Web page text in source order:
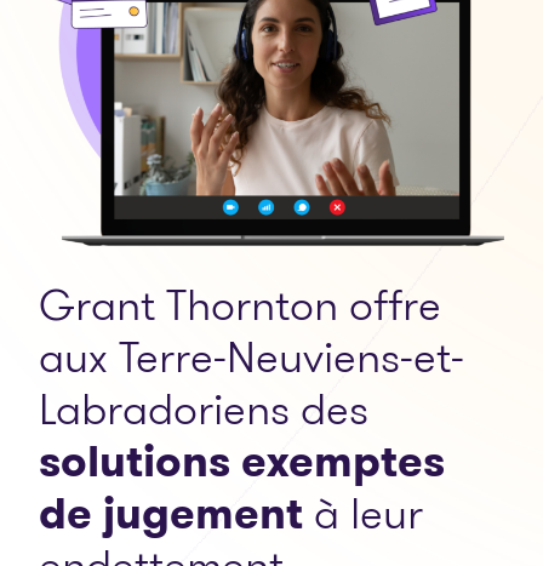
Grant Thornton offre
aux Terre-Neuviens-et-
Labradoriens des
solutions exemptes
de jugementà leur